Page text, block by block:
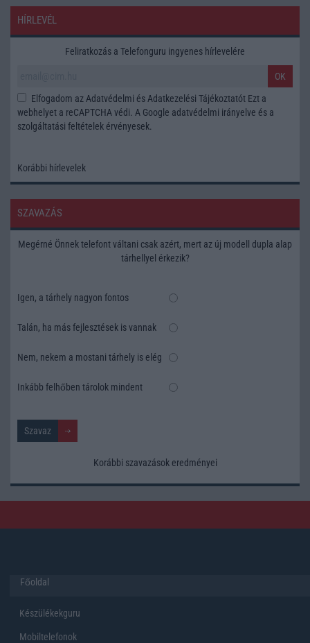
HÍRLEVÉL
Feliratkozás a Telefonguru ingyenes hírlevelére
OK
Elfogadom az Adatvédelmi és Adatkezelési Tájékoztatót Ezt a
webhelyet a reCAPTCHA védi. A Google adatvédelmi irányelve és a
szolgáltatási feltételek érvényesek.
Korábbi hírlevelek
SZAVAZÁS
Megérné Önnek telefont váltani csak azért, mert az új modell dupla alap
tárhellyel érkezik?
Igen, a tárhely nagyon fontos
Talán, ha más fejlesztések is vannak
Nem, nekem a mostani tárhely is elég
Inkább felhőben tárolok mindent
Korábbi szavazások eredményei
Főoldal
Készülékekguru
Mobiltelefonok